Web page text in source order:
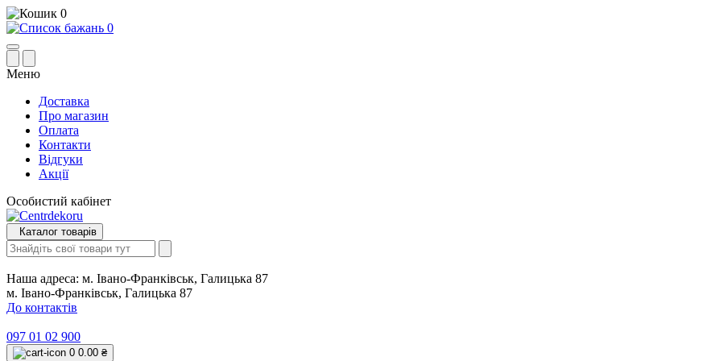
0
0
Меню
Доставка
Про магазин
Оплата
Контакти
Відгуки
Акції
Особистий кабінет
Каталог товарів
Наша адреса: м. Івано-Франківськ, Галицька 87
м. Івано-Франківськ, Галицька 87
До контактів
097 01 02 900
0 0.00 ₴